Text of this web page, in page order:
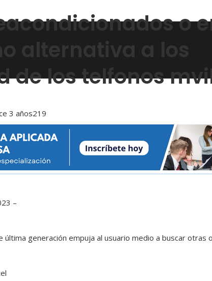
o
alternativa a los
de los telfonos
3 años219
–
última generación empuja al usuario medio a buscar otras